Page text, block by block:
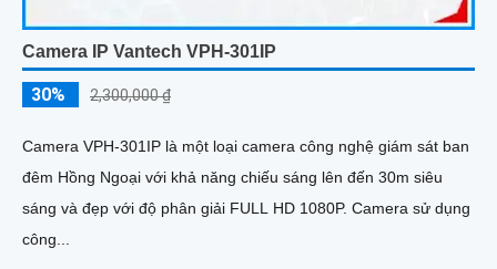
Camera IP Vantech VPH-301IP
30% 2,300,000 ₫
Camera VPH-301IP là một loại camera công nghệ giám sát ban
đêm Hồng Ngoại với khả năng chiếu sáng lên đến 30m siêu
sáng và đẹp với độ phân giải FULL HD 1080P. Camera sử dụng
công...